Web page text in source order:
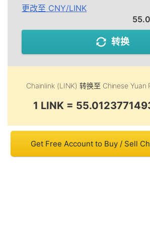
更改至 CNY/LINK
转换
Chainlink (LINK) 转换至 Chinese Yuan
1 LINK =
Get Free Account to Buy / Sell